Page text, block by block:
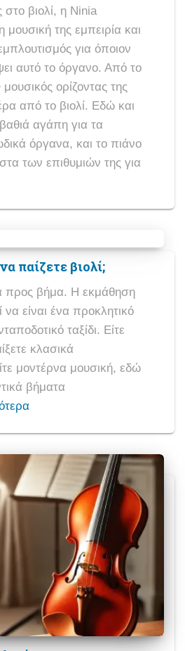
βιολί, η Ninia
μουσική της εμπειρία και
για όποιον
αυτό το όργανο. Από το
ορίζοντας της
από το βιολί. Εδώ και
αγάπη για τα
όργανα, και το πιάνο
των επιθυμιών της για
παίζετε βιολί;
προς βήμα. Η εκμάθηση
να είναι ένα προκλητικό
ταξίδι. Είτε
κλασικά
μοντέρνα μουσική, εδώ
βήματα